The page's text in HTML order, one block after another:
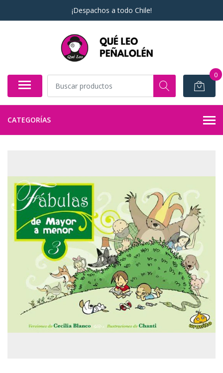
¡Despachos a todo Chile!
0
CATEGORÍAS